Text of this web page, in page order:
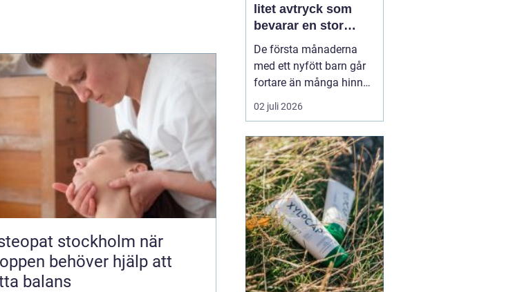
stockholm när
behöver hjälp att
balans
litet avtryck som
bevarar en stor
stund
De första månaderna
med ett nyfött barn går
fortare än många hinner
med. Ena dagen ryms
hela foten i handflatan,
redan vuxit ur sina första
pyjamasar.Ett fotavtryck
bebis fångarjust den d...
02 juli 2026